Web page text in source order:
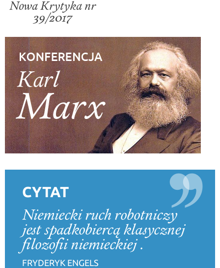
Nowa Krytyka nr
39/2017
CYTAT
Niemiecki ruch robotniczy
jest spadkobiercą klasycznej
filozofii niemieckiej .
FRYDERYK ENGELS